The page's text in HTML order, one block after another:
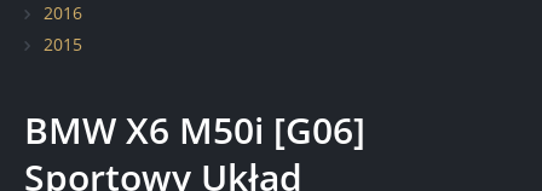
2016
2015
BMW X6 M50i [G06]
Sportowy Układ